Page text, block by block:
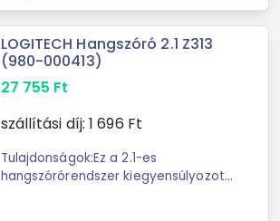
LOGITECH Hangszóró 2.1 Z313
(980-000413)
27 755 Ft
szállítási díj: 1 696 Ft
Tulajdonságok:Ez a 2.1-es
hangszórórendszer kiegyensúlyozott